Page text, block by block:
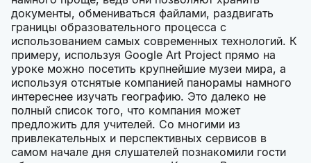
документы, обмениваться файлами, раздвигать
границы образовательного процесса с
использованием самых современных технологий. К
примеру, используя Google Art Project прямо на
уроке можно посетить крупнейшие музеи мира, а
используя отснятые компанией панорамы намного
интереснее изучать географию. Это далеко не
полный список того, что компания может
предложить для учителей. Со многими из
привлекательных и перспективных сервисов в
самом начале дня слушателей познакомили гости